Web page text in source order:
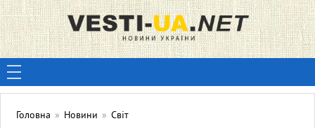
Головна » Новини » Світ